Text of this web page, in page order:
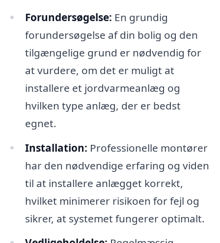
Forundersøgelse: En grundig
forundersøgelse af din bolig og den
tilgængelige grund er nødvendig for
at vurdere, om det er muligt at
installere et jordvarmeanlæg og
hvilken type anlæg, der er bedst
egnet.
Installation: Professionelle montører
har den nødvendige erfaring og viden
til at installere anlægget korrekt,
hvilket minimerer risikoen for fejl og
sikrer, at systemet fungerer optimalt.